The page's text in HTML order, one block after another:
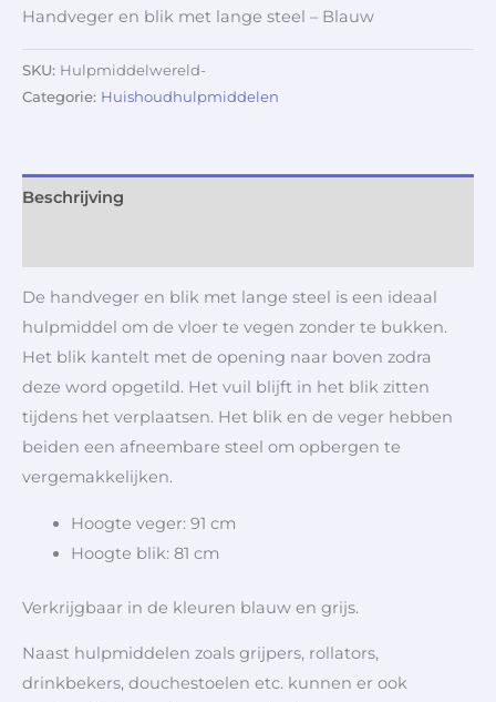
Handveger en blik met lange steel – Blauw
SKU: Hulpmiddelwereld-
Categorie: Huishoudhulpmiddelen
Beschrijving
De handveger en blik met lange steel is een ideaal
hulpmiddel om de vloer te vegen zonder te bukken.
Het blik kantelt met de opening naar boven zodra
deze word opgetild. Het vuil blijft in het blik zitten
tijdens het verplaatsen. Het blik en de veger hebben
beiden een afneembare steel om opbergen te
vergemakkelijken.
Hoogte veger: 91 cm
Hoogte blik: 81 cm
Verkrijgbaar in de kleuren blauw en grijs.
Naast hulpmiddelen zoals grijpers, rollators,
drinkbekers, douchestoelen etc. kunnen er ook